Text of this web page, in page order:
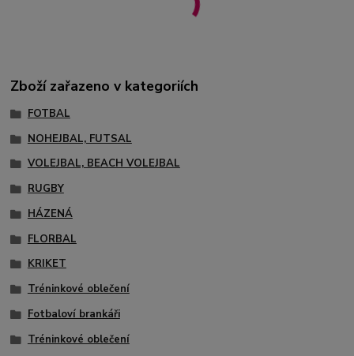
Zboží zařazeno v kategoriích
FOTBAL
NOHEJBAL, FUTSAL
VOLEJBAL, BEACH VOLEJBAL
RUGBY
HÁZENÁ
FLORBAL
KRIKET
Tréninkové oblečení
Fotbaloví brankáři
Tréninkové oblečení